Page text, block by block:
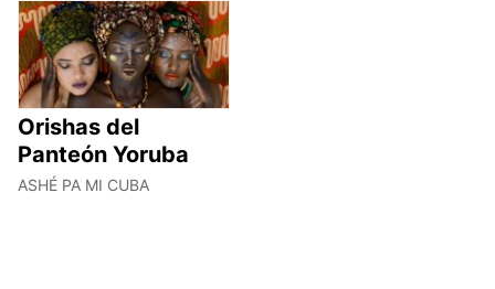
Orishas del
Panteón Yoruba
ASHÉ PA MI CUBA